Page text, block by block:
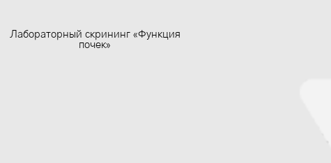
Лабораторный скрининг «Функция
почек»